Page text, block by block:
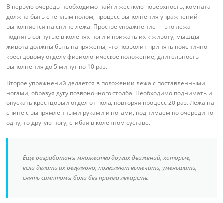
В первую очередь необходимо найти жесткую поверхность, комната
должна быть с теплым полом, процесс выполнения упражнений
выполняется на спине лежа. Простое упражнение — это лежа
поднять согнутые в коленях ноги и прижать их к животу, мышцы
живота должны быть напряжены, что позволит принять пояснично-
крестцовому отделу физиологическое положение, длительность
выполнения до 5 минут по 10 раз.
Второе упражнений делается в положении лежа с поставленными
ногами, образуя дугу позвоночного столба. Необходимо поднимать и
опускать крестцовый отдел от пола, повторяя процесс 20 раз. Лежа на
спине с выпрямленными руками и ногами, поднимаем по очереди то
одну, то другую ногу, сгибая в коленном суставе.
Еще разработаны множество других движений, которые,
если делать их регулярно, позволяют вылечить, уменьшить,
снять симптомы боли без приема лекарств.